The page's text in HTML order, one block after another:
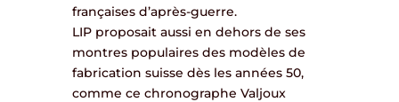
françaises d’après-guerre.
LIP proposait aussi en dehors de ses
montres populaires des modèles de
fabrication suisse dès les années 50,
comme ce chronographe Valjoux